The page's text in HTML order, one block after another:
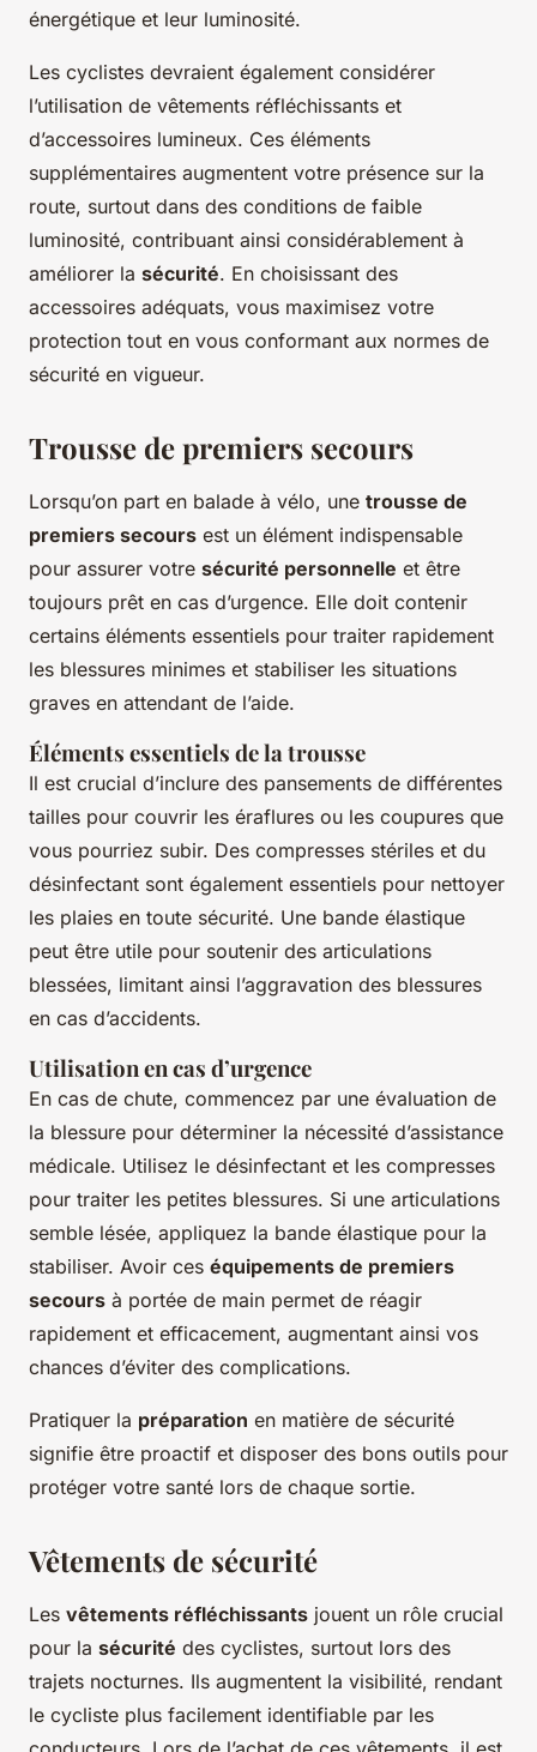
énergétique et leur luminosité.
Les cyclistes devraient également considérer
l’utilisation de vêtements réfléchissants et
d’accessoires lumineux. Ces éléments
supplémentaires augmentent votre présence sur la
route, surtout dans des conditions de faible
luminosité, contribuant ainsi considérablement à
améliorer la sécurité. En choisissant des
accessoires adéquats, vous maximisez votre
protection tout en vous conformant aux normes de
sécurité en vigueur.
Trousse de premiers secours
Lorsqu’on part en balade à vélo, une trousse de
premiers secours est un élément indispensable
pour assurer votre sécurité personnelle et être
toujours prêt en cas d’urgence. Elle doit contenir
certains éléments essentiels pour traiter rapidement
les blessures minimes et stabiliser les situations
graves en attendant de l’aide.
Éléments essentiels de la trousse
Il est crucial d’inclure des pansements de différentes
tailles pour couvrir les éraflures ou les coupures que
vous pourriez subir. Des compresses stériles et du
désinfectant sont également essentiels pour nettoyer
les plaies en toute sécurité. Une bande élastique
peut être utile pour soutenir des articulations
blessées, limitant ainsi l’aggravation des blessures
en cas d’accidents.
Utilisation en cas d’urgence
En cas de chute, commencez par une évaluation de
la blessure pour déterminer la nécessité d’assistance
médicale. Utilisez le désinfectant et les compresses
pour traiter les petites blessures. Si une articulations
semble lésée, appliquez la bande élastique pour la
stabiliser. Avoir ces équipements de premiers
secours à portée de main permet de réagir
rapidement et efficacement, augmentant ainsi vos
chances d’éviter des complications.
Pratiquer la préparation en matière de sécurité
signifie être proactif et disposer des bons outils pour
protéger votre santé lors de chaque sortie.
Vêtements de sécurité
Les vêtements réfléchissants jouent un rôle crucial
pour la sécurité des cyclistes, surtout lors des
trajets nocturnes. Ils augmentent la visibilité, rendant
le cycliste plus facilement identifiable par les